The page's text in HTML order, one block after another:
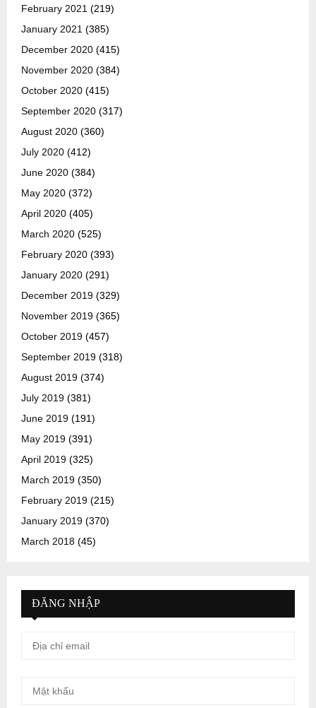
February 2021 (219)
January 2021 (385)
December 2020 (415)
November 2020 (384)
October 2020 (415)
September 2020 (317)
August 2020 (360)
July 2020 (412)
June 2020 (384)
May 2020 (372)
April 2020 (405)
March 2020 (525)
February 2020 (393)
January 2020 (291)
December 2019 (329)
November 2019 (365)
October 2019 (457)
September 2019 (318)
August 2019 (374)
July 2019 (381)
June 2019 (191)
May 2019 (391)
April 2019 (325)
March 2019 (350)
February 2019 (215)
January 2019 (370)
March 2018 (45)
ĐĂNG NHẬP